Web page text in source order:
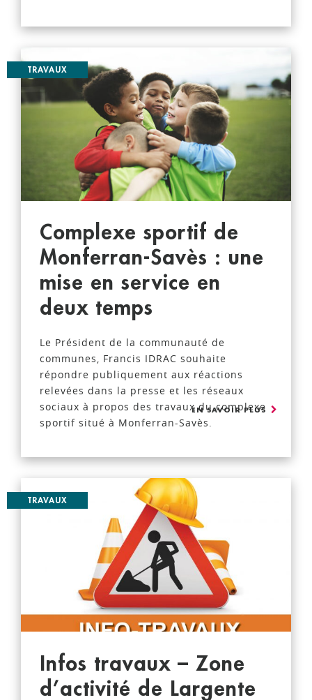
TRAVAUX
Complexe sportif de
Monferran-Savès : une
mise en service en
deux temps
Le Président de la communauté de
communes, Francis IDRAC souhaite
répondre publiquement aux réactions
relevées dans la presse et les réseaux
sociaux à propos des travaux du complexe
sportif situé à Monferran-Savès.
EN SAVOIR PLUS
TRAVAUX
Infos travaux – Zone
d’activité de Largente